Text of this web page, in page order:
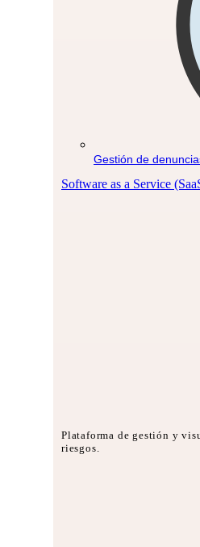
Gestión de
Software as a Service
Plataforma de gestión y
riesgos.